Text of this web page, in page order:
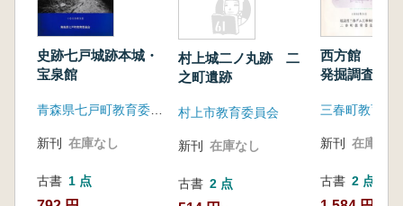
史跡七戸城跡本城・
宝泉館
新刊 在庫なし
古書 1 点
村上城二ノ丸跡 二
之町遺跡
村上市教育委員会
新刊 在庫なし
古書 2 点
西方館 中世
発掘調査報
三春町教育委
新刊 在庫なし
古書 2 点